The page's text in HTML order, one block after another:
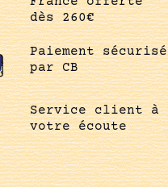
dès 260€
Paiement sécurisé
par CB
Service client à
votre écoute